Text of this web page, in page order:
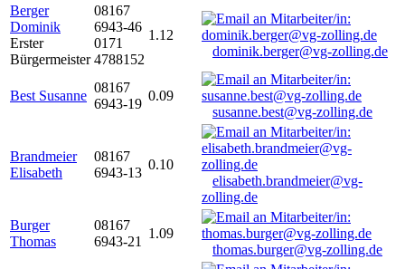
Berger
Dominik
Erster
Bürgermeister
08167
6943-46
0171
4788152
1.12
dominik.berger@vg-zolling.de
Best Susanne
08167
6943-19
0.09
susanne.best@vg-zolling.de
Brandmeier
Elisabeth
08167
6943-13
0.10
elisabeth.brandmeier@vg-
zolling.de
Burger
Thomas
08167
6943-21
1.09
thomas.burger@vg-zolling.de